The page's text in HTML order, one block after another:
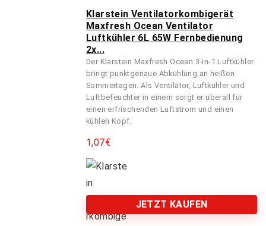
Klarstein Ventilatorkombigerät
Maxfresh Ocean Ventilator
Luftkühler 6L 65W Fernbedienung
2x...
Der Klarstein Maxfresh Ocean 3-in-1 Luftkühler
bringt punktgenaue Abkühlung an heißen
Sommertagen. Als Ventilator, Luftkühler und
Luftbefeuchter in einem sorgt er überall für
einen erfrischenden Luftstrom und einen
kühlen Kopf.
1,07€
JETZT KAUFEN